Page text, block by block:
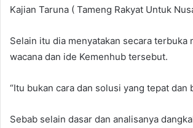
Kajian Taruna ( Tameng Rakyat Untuk
Selain itu dia menyatakan secara terbuka
wacana dan ide Kemenhub tersebut.
“Itu bukan cara dan solusi yang tepat dan
Sebab selain dasar dan analisanya